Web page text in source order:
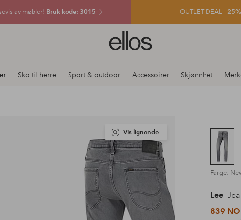
av møbler! Bruk kode: 3015 OUTLET DEAL -
Ellos
logo
gå
Sko til herre Sport & outdoor Accessoirer Skjønnhet
Vis lignende
Farge:
Lee
839